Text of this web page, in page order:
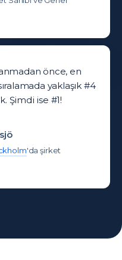
önce, en
yaklaşık #4
Şimdi ise #1!
'da şirket